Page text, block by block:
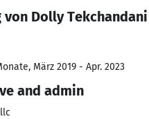
Dolly Tekchandani
März 2019 - Apr. 2023
and admin